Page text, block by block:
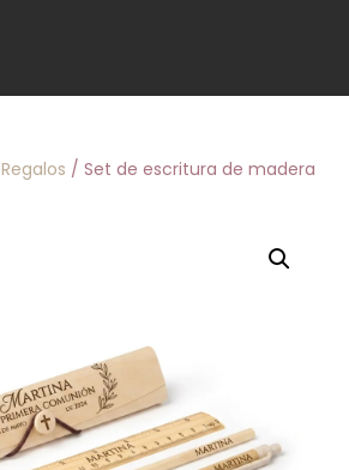
Regalos / Set de escritura de madera